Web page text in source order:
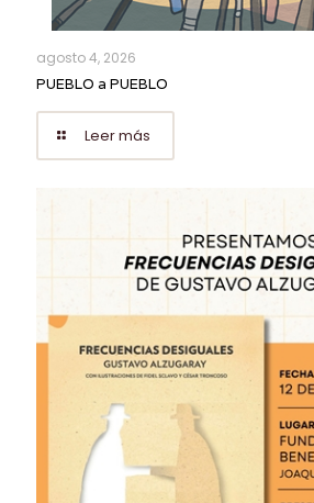
agosto 4, 2026
PUEBLO a PUEBLO
Leer más